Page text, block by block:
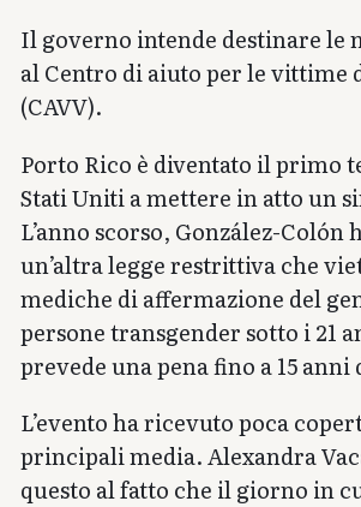
Il governo intende destinare le
al Centro di aiuto per le vittime
(CAVV).
Porto Rico è diventato il primo
Stati Uniti a mettere in atto un
L’anno scorso, González-Colón
un’altra legge restrittiva che
mediche di affermazione del
persone transgender sotto i 21
prevede una pena fino a 15
L’evento ha ricevuto poca
principali media. Alexandra
questo al fatto che il giorno in